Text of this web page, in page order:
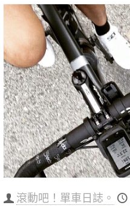
滾動吧！單車日誌。